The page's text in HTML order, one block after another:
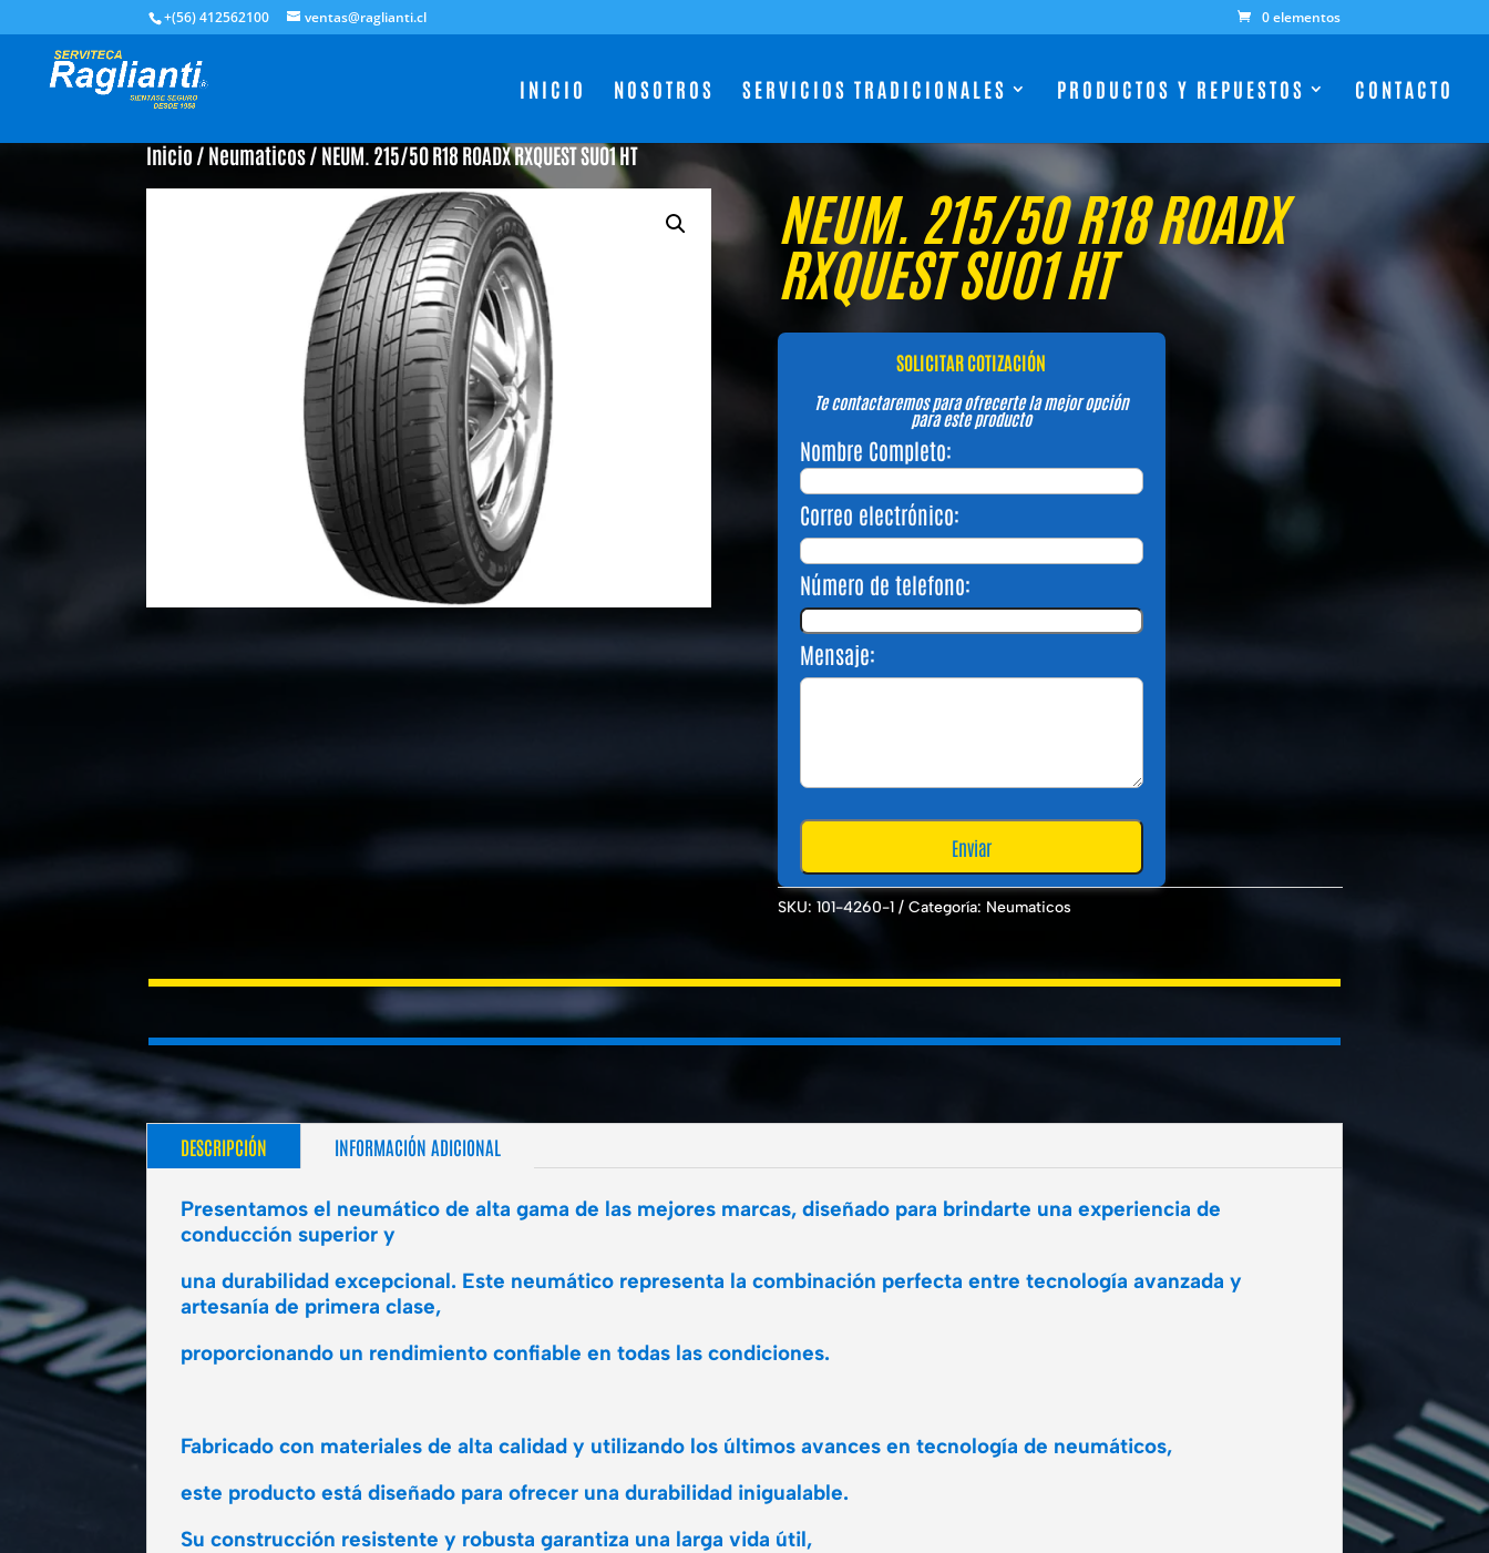
+(56) 412562100 ventas@raglianti.cl 0 elementos
INICIO NOSOTROS SERVICIOS TRADICIONALES PRODUCTOS Y REPUESTOS CONTACTO
Inicio / Neumaticos/ NEUM. 215/50 R18 ROADX RXQUEST SU01 HT
NEUM. 215/50 R18 ROADX
RXQUEST SU01 HT
SOLICITAR COTIZACIÓN
Te contactaremos para ofrecerte la mejor opción
para este producto
Nombre Completo:
Correo electrónico:
Número de telefono:
Mensaje:
SKU: 101-4260-1 Categoría: Neumaticos
DESCRIPCIÓN INFORMACIÓN ADICIONAL
Presentamos el neumático de alta gama de las mejores marcas, diseñado para brindarte una experiencia de
conducción superior y
una durabilidad excepcional. Este neumático representa la combinación perfecta entre tecnología avanzada y
artesanía de primera clase,
proporcionando un rendimiento confiable en todas las condiciones.
Fabricado con materiales de alta calidad y utilizando los últimos avances en tecnología de neumáticos,
este producto está diseñado para ofrecer una durabilidad inigualable.
Su construcción resistente y robusta garantiza una larga vida útil,